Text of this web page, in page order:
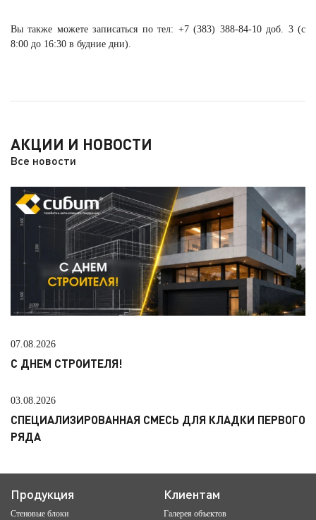
Вы также можете записаться по тел: +7 (383) 388-84-10 доб. 3 (с
8:00 до 16:30 в будние дни).
АКЦИИ И НОВОСТИ
Все новости
07.08.2026
С ДНЕМ СТРОИТЕЛЯ!
03.08.2026
СПЕЦИАЛИЗИРОВАННАЯ СМЕСЬ ДЛЯ КЛАДКИ ПЕРВОГО
РЯДА
Продукция
Стеновые блоки
Клиентам
Галерея объектов